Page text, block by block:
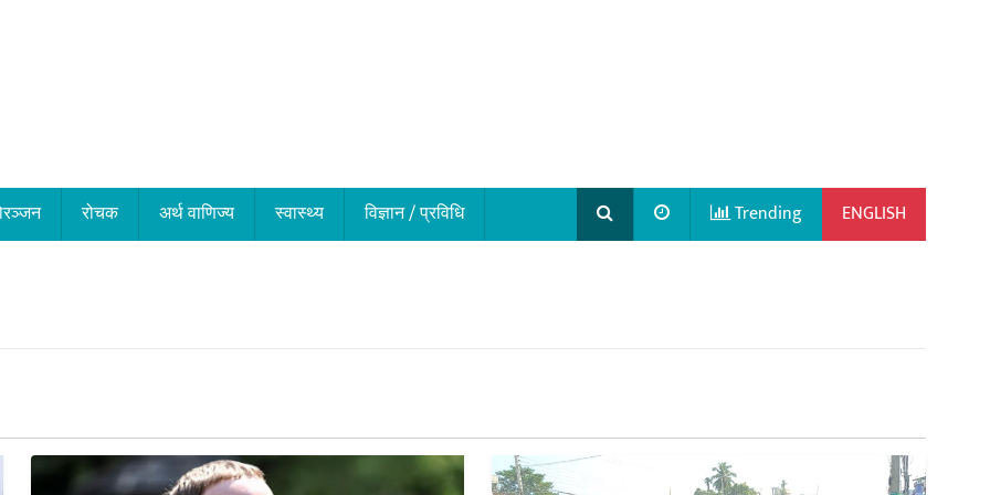
रोचक अर्थ वाणिज्य स्वास्थ्य विज्ञान / प्रविधि Trending ENGLISH